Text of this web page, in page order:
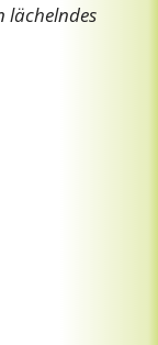
lächelndes